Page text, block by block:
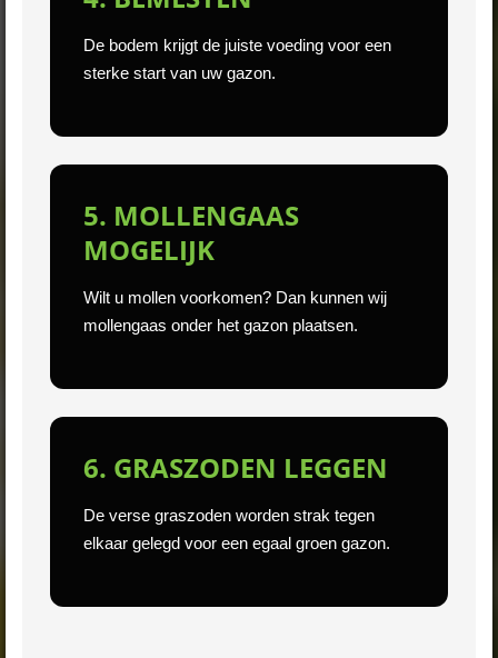
De bodem krijgt de juiste voeding voor een
sterke start van uw gazon.
5. MOLLENGAAS
MOGELIJK
Wilt u mollen voorkomen? Dan kunnen wij
mollengaas onder het gazon plaatsen.
6. GRASZODEN LEGGEN
De verse graszoden worden strak tegen
elkaar gelegd voor een egaal groen gazon.